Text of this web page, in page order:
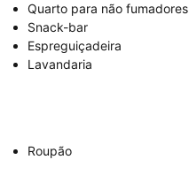
Quarto para não fumadores
Snack-bar
Espreguiçadeira
Lavandaria
Roupão